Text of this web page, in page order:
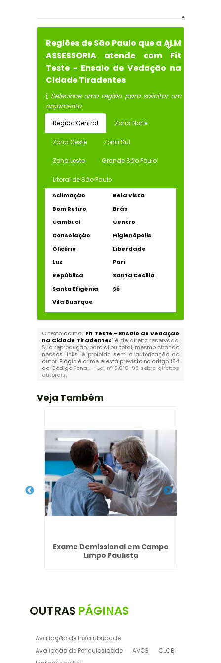
Regiões de São Paulo que a ALM
ASSESSORIA atende com Fit
Teste - Ensaio de Vedação na
Cidade Tiradentes
Selecione uma região para solicitar um
orçamento
Região Central Zona Norte
Zona Oeste Zona Sul
Zona Leste Grande São Paulo
Litoral de São Paulo
Aclimação
Bela Vista
Bom Retiro
Brás
Cambuci
Centro
Consolação
Higienópolis
Glicério
Liberdade
Luz
Pari
República
Santa Cecília
Santa Efigênia
Sé
Vila Buarque
O texto acima "Fit Teste - Ensaio de Vedação
na Cidade Tiradentes" é de direito reservado.
Sua reprodução, parcial ou total, mesmo citando
nossos links, é proibida sem a autorização do
autor. Plágio é crime e está previsto no artigo 184
do Código Penal. – Lei n° 9.610-98 sobre direitos
autorais.
Veja Também
Exame Demissional em Campo
Limpo Paulista
OUTRAS PÁGINAS
Avaliação de Insalubridade
Avaliação de Periculosidade
AVCB
CLCB